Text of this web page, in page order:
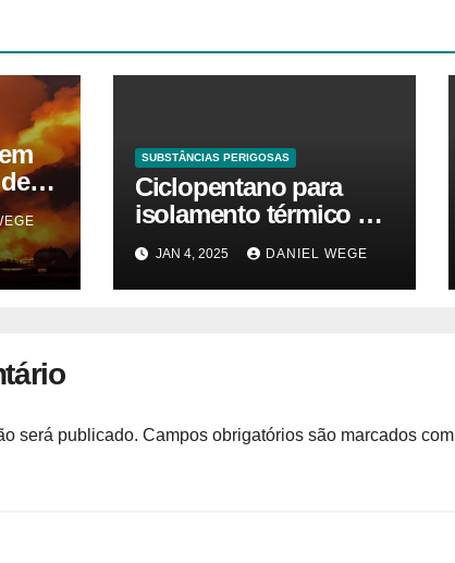
SUBSTÂNCIAS PERIGOSAS
Ciclopentano para
isolamento térmico O
mercado está em alta
agora. Vamos
entender o tamanho
JAN 4, 2025 DANIEL WEGE
será publicado. Campos obrigatórios são marcados com